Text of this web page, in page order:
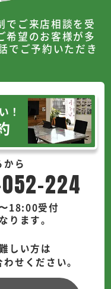
でご来店相談を受
希望のお客様が多
でご予約いただき
！
から
224
18:00受付
ります。
しい方は
せください。